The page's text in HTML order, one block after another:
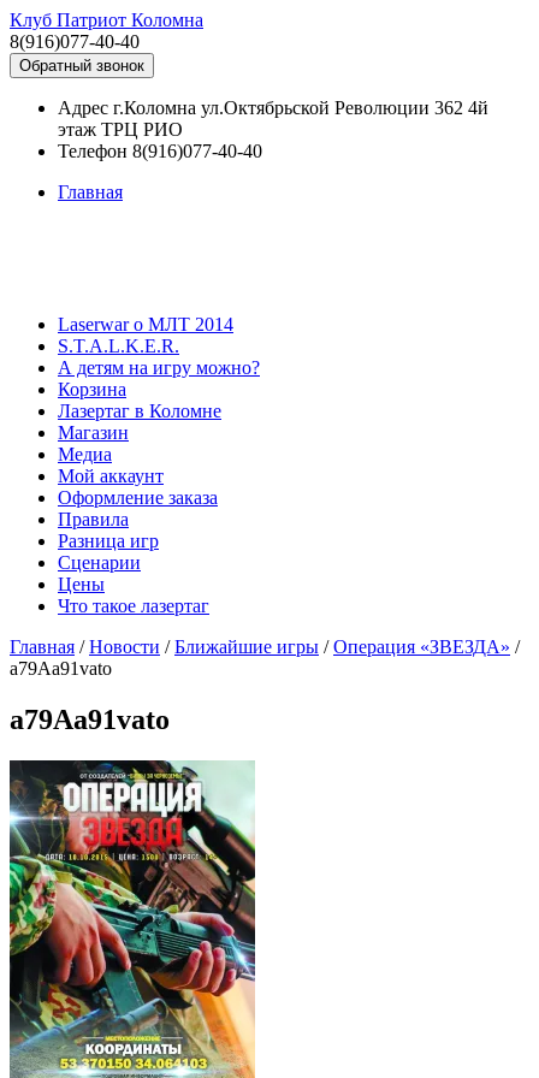
Клуб Патриот Коломна
8(916)077-40-40
Обратный звонок
Адрес г.Коломна ул.Октябрьской Революции 362 4й
этаж ТРЦ РИО
Телефон 8(916)077-40-40
Главная
Laserwar о МЛТ 2014
S.T.A.L.K.E.R.
А детям на игру можно?
Корзина
Лазертаг в Коломне
Магазин
Медиа
Мой аккаунт
Оформление заказа
Правила
Разница игр
Сценарии
Цены
Что такое лазертаг
Главная /Новости /Ближайшие игры /Операция «ЗВЕЗДА» /
a79Aa91vato
a79Aa91vato